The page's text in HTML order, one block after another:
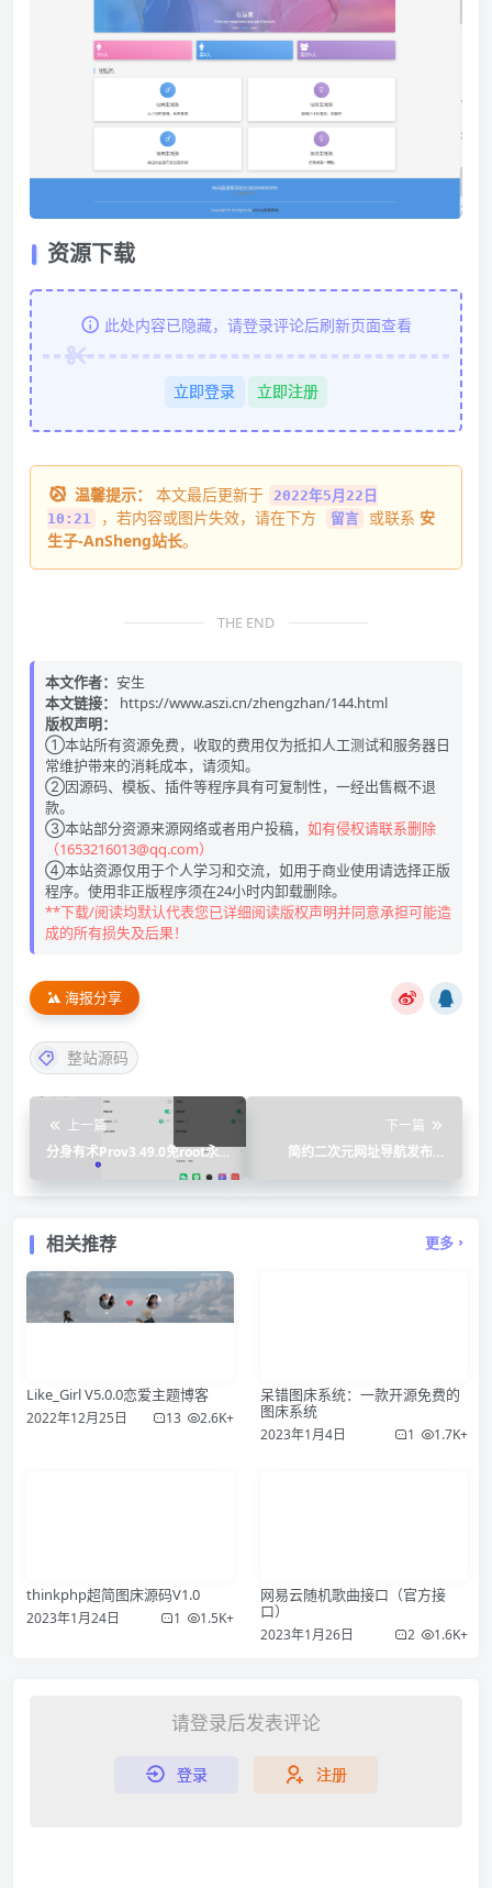
资源下载
此处内容已隐藏，请登录评论后刷新页面查看
立即登录 立即注册
温馨提示： 本文最后更新于
2022年5月22日
10:21
，若内容或图片失效，请在下方 留言 或联系 安
生子-AnSheng站长。
THE END
本文作者： 安生
本文链接：
https://www.aszi.cn/zhengzhan/144.html
版权声明：
①本站所有资源免费，收取的费用仅为抵扣人工测试和服务器日
常维护带来的消耗成本，请须知。
②因源码、模板、插件等程序具有可复制性，一经出售概不退
款。
③本站部分资源来源网络或者用户投稿， 如有侵权请联系删除
（1653216013@qq.com）
④本站资源仅用于个人学习和交流，如用于商业使用请选择正版
程序。使用非正版程序须在24小时内卸载删除。
**下载/阅读均默认代表您已详细阅读版权声明并同意承担可能造
成的所有损失及后果！
海报分享
整站源码
上一篇
分身有术Prov3.49.0免root永
久会员版
下一篇
简约二次元网址导航发布页
相关推荐 更多
Like_Girl V5.0.0恋爱主题博客
2022年12月25日 13 2.6K+
呆错图床系统：一款开源免费的
图床系统
2023年1月4日 1 1.7K+
thinkphp超简图床源码V1.0
2023年1月24日 1 1.5K+
网易云随机歌曲接口（官方接
口）
2023年1月26日 2 1.6K+
请登录后发表评论
登录 注册